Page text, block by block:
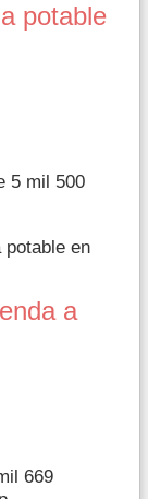
potable
5 mil 500
potable en
a
669